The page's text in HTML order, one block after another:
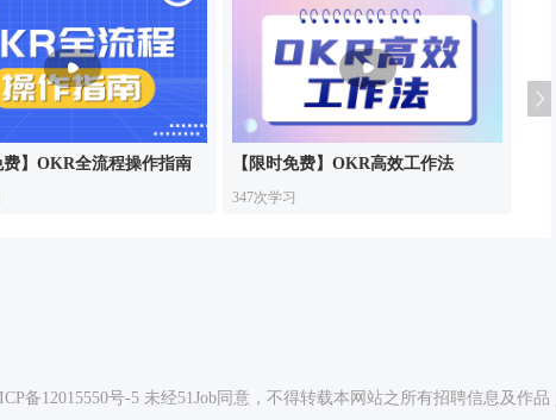
费】OKR全流程操作指南 【限时免费】OKR高效工作法
347次学习
备12015550号-5 未经51Job同意，不得转载本网站之所有招聘信息及作